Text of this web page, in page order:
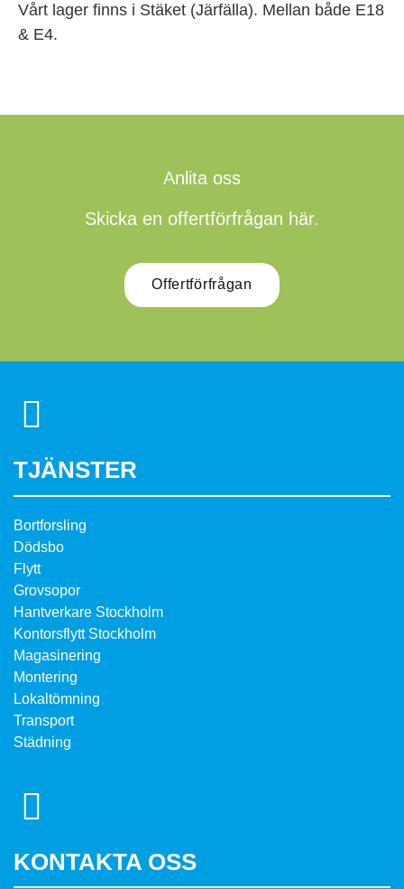
Vårt lager finns i Stäket (Järfälla). Mellan både E18
& E4.
Anlita oss
Skicka en offertförfrågan här.
Offertförfrågan
TJÄNSTER
Bortforsling
Dödsbo
Flytt
Grovsopor
Hantverkare Stockholm
Kontorsflytt Stockholm
Magasinering
Montering
Lokaltömning
Transport
Städning
KONTAKTA OSS